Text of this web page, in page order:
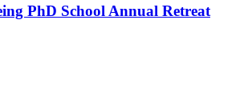
PhD School Annual Retreat